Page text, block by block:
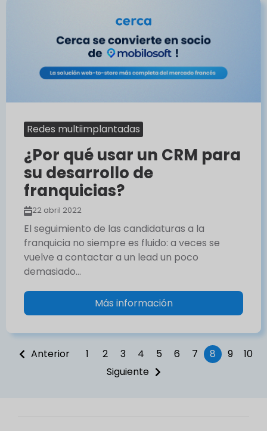
Redes multiimplantadas
¿Por qué usar un CRM para
su desarrollo de
franquicias?
22 abril 2022
El seguimiento de las candidaturas a la
franquicia no siempre es fluido: a veces se
vuelve a contactar a un lead un poco
demasiado…
Más información
Anterior 1 2 3 4 5 6 7 8 9
10
Siguiente